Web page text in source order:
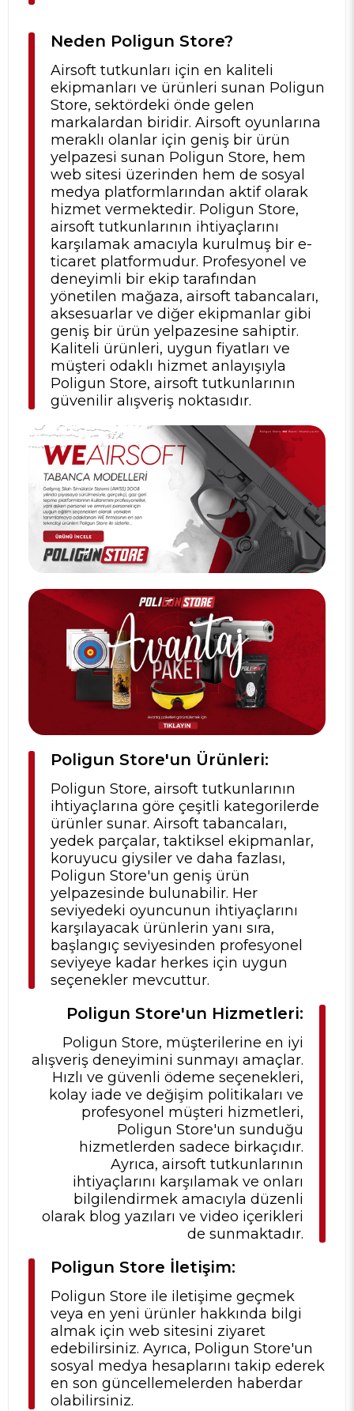
Neden Poligun Store?
Airsoft tutkunları için en kaliteli
ekipmanları ve ürünleri sunan Poligun
Store, sektördeki önde gelen
markalardan biridir. Airsoft oyunlarına
meraklı olanlar için geniş bir ürün
yelpazesi sunan Poligun Store, hem
web sitesi üzerinden hem de sosyal
medya platformlarından aktif olarak
hizmet vermektedir. Poligun Store,
airsoft tutkunlarının ihtiyaçlarını
karşılamak amacıyla kurulmuş bir e-
ticaret platformudur. Profesyonel ve
deneyimli bir ekip tarafından
yönetilen mağaza, airsoft tabancaları,
aksesuarlar ve diğer ekipmanlar gibi
geniş bir ürün yelpazesine sahiptir.
Kaliteli ürünleri, uygun fiyatları ve
müşteri odaklı hizmet anlayışıyla
Poligun Store, airsoft tutkunlarının
güvenilir alışveriş noktasıdır.
Poligun Store'un Ürünleri:
Poligun Store, airsoft tutkunlarının
ihtiyaçlarına göre çeşitli kategorilerde
ürünler sunar. Airsoft tabancaları,
yedek parçalar, taktiksel ekipmanlar,
koruyucu giysiler ve daha fazlası,
Poligun Store'un geniş ürün
yelpazesinde bulunabilir. Her
seviyedeki oyuncunun ihtiyaçlarını
karşılayacak ürünlerin yanı sıra,
başlangıç seviyesinden profesyonel
seviyeye kadar herkes için uygun
seçenekler mevcuttur.
Poligun Store'un Hizmetleri:
Poligun Store, müşterilerine en iyi
alışveriş deneyimini sunmayı amaçlar.
Hızlı ve güvenli ödeme seçenekleri,
kolay iade ve değişim politikaları ve
profesyonel müşteri hizmetleri,
Poligun Store'un sunduğu
hizmetlerden sadece birkaçıdır.
Ayrıca, airsoft tutkunlarının
ihtiyaçlarını karşılamak ve onları
bilgilendirmek amacıyla düzenli
olarak blog yazıları ve video içerikleri
de sunmaktadır.
Poligun Store İletişim:
Poligun Store ile iletişime geçmek
veya en yeni ürünler hakkında bilgi
almak için web sitesini ziyaret
edebilirsiniz. Ayrıca, Poligun Store'un
sosyal medya hesaplarını takip ederek
en son güncellemelerden haberdar
olabilirsiniz.